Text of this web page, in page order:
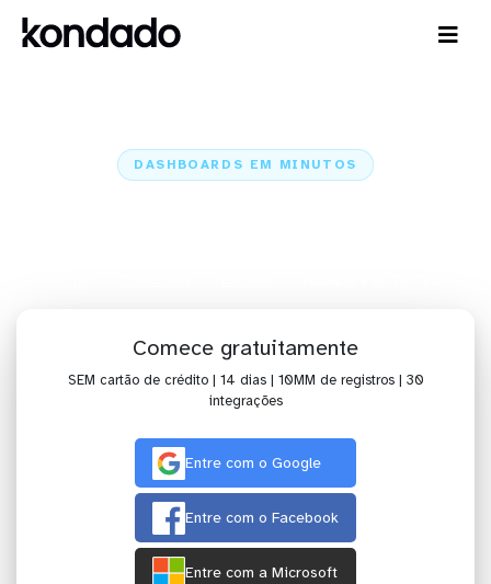
DASHBOARDS EM MINUTOS
Comece gratuitamente
SEM cartão de crédito | 14 dias | 10MM de registros | 30
integrações
Entre com o Google
Entre com o Facebook
Entre com a Microsoft